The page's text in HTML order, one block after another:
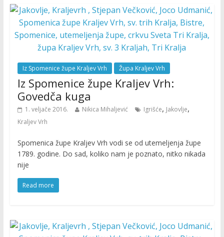
Iz Spomenice župe Kraljev Vrh Župa Kraljev Vrh
Iz Spomenice župe Kraljev Vrh:
Govedča kuga
1. veljače 2016. Nikica Mihaljević Igrišće, Jakovlje,
Kraljev Vrh
Spomenica župe Kraljev Vrh vodi se od utemeljenja župe
1789. godine. Do sad, koliko nam je poznato, nitko nikada
nije
Read more